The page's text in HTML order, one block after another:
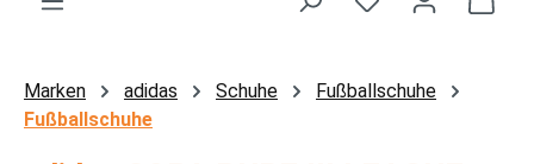
Marken adidas Schuhe
Fußballschuhe
Fußballschuhe